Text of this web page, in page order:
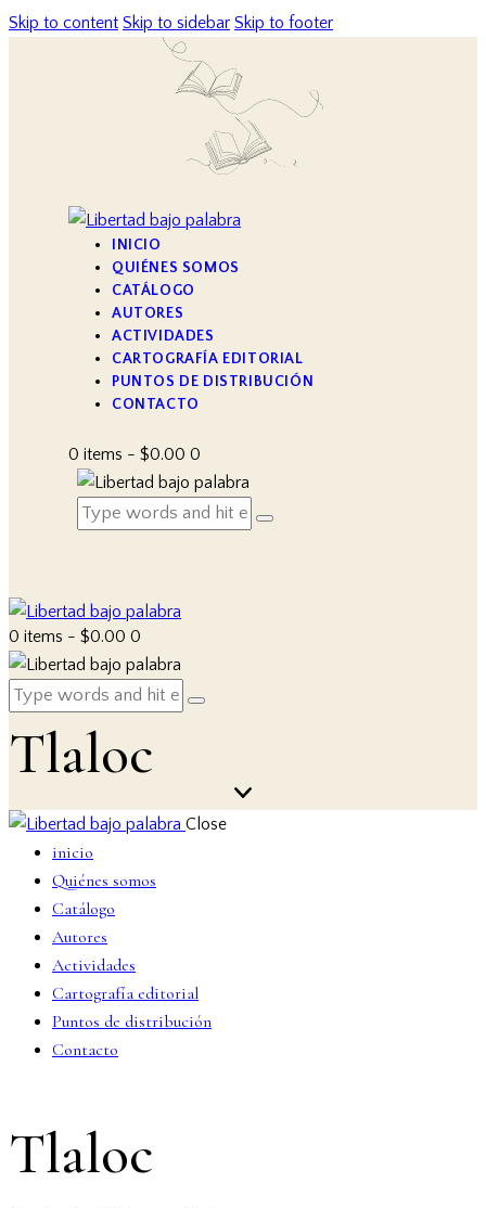
Skip to content Skip to sidebar Skip to footer
INICIO
QUIÉNES SOMOS
CATÁLOGO
AUTORES
ACTIVIDADES
CARTOGRAFÍA EDITORIAL
PUNTOS DE DISTRIBUCIÓN
CONTACTO
0 items - $0.00 0
0 items - $0.00 0
Tlaloc
Close
inicio
Quiénes somos
Catálogo
Autores
Actividades
Cartografía editorial
Puntos de distribución
Contacto
1xnew
Tlaloc